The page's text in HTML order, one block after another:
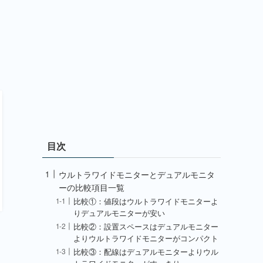
目次
ウルトラワイドモニターとデュアルモニタ
ーの比較項目一覧
比較①：値段はウルトラワイドモニターよ
りデュアルモニターが安い
比較②：設置スペースはデュアルモニター
よりウルトラワイドモニターがコンパクト
比較③：配線はデュアルモニターよりウル